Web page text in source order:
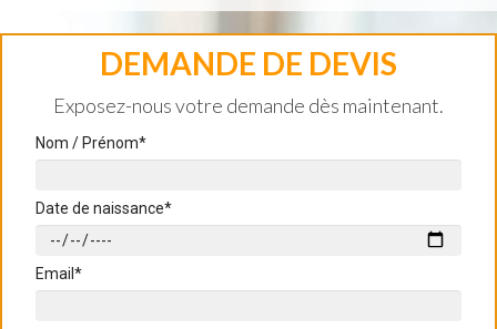
DEMANDE DE DEVIS
Exposez-nous votre demande dès maintenant.
Nom / Prénom*
Date de naissance*
Email*